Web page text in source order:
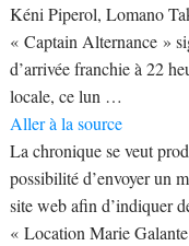
Kéni Piperol, Lomano
« Captain Alternance »
d’arrivée franchie à 22
locale, ce lun …
Aller à la source
La chronique se veut
possibilité d’envoyer un
site web afin d’indiquer
« Location Marie